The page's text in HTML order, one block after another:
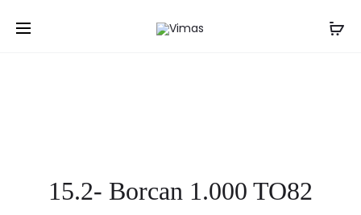
11.2-
Inicio 15.2- Borcan 1.000 TO82
15.2- Borcan 1.000 TO82